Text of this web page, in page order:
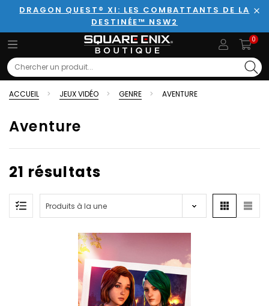
DRAGON QUEST® XI: LES COMBATTANTS DE LA
DESTINÉE™ NSW2
0
Search
ACCUEIL JEUX VIDÉO GENRE AVENTURE
Aventure
21 résultats